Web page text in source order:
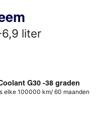
liter
G30 -38 graden
elke 100000 km/ 60 maanden